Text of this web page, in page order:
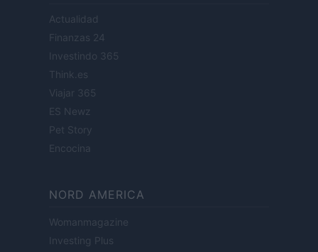
Actualidad
Finanzas 24
Investindo 365
Think.es
Viajar 365
ES Newz
Pet Story
Encocina
NORD AMERICA
Womanmagazine
Investing Plus